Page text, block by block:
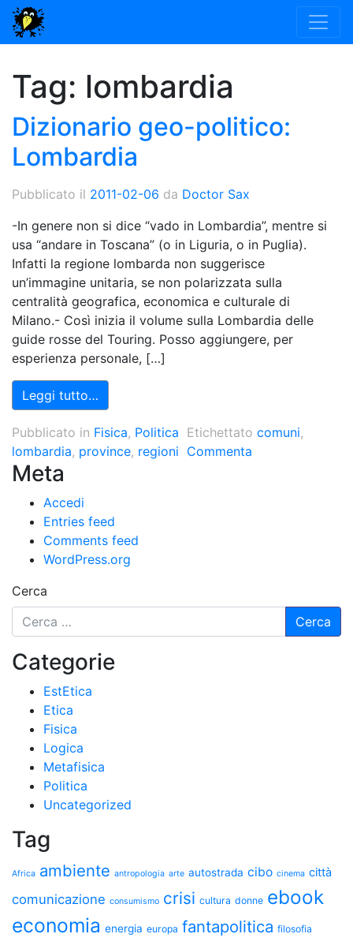
Tag: lombardia
Dizionario geo-politico:
Lombardia
Pubblicato il 2011-02-06 da Doctor Sax
-In genere non si dice “vado in Lombardia”, mentre si
usa “andare in Toscana” (o in Liguria, o in Puglia).
Infatti la regione lombarda non suggerisce
un’immagine unitaria, se non polarizzata sulla
centralità geografica, economica e culturale di
Milano.- Così inizia il volume sulla Lombardia delle
guide rosse del Touring. Posso aggiungere, per
esperienza personale, […]
Leggi tutto…
Pubblicato in Fisica, Politica Etichettato comuni,
lombardia, province, regioni Commenta
Meta
Accedi
Entries feed
Comments feed
WordPress.org
Cerca
Categorie
EstEtica
Etica
Fisica
Logica
Metafisica
Politica
Uncategorized
Tag
Africa ambiente antropologia arte autostrada cibo cinema città
comunicazione consumismo crisi cultura donne ebook
economia energia europa fantapolitica filosofia